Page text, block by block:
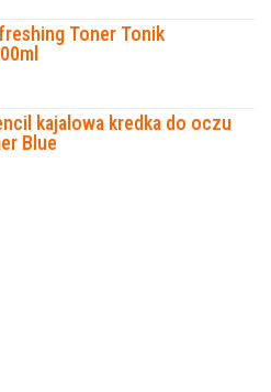
Toner Tonik
kajalowa kredka do oczu
Blue